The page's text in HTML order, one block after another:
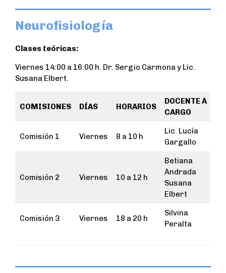
Neurofisiología
Clases teóricas:
Viernes 14:00 a 16:00 h. Dr. Sergio Carmona y Lic.
Susana Elbert.
COMISIONES DÍAS HORARIOS
DOCENTE A
CARGO
Comisión 1 Viernes 8 a 10 h
Lic. Lucía
Gargallo
Comisión 2 Viernes 10 a 12 h
Betiana
Andrada
Susana
Elbert
Comisión 3 Viernes 18 a 20 h
Silvina
Peralta